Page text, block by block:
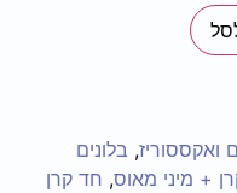
ואקססוריז, בלונים
+ מיני מאוס, חד קרן